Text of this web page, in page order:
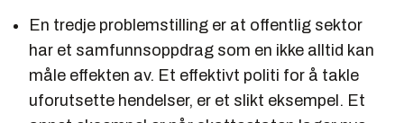
En tredje problemstilling er at offentlig sektor
har et samfunnsoppdrag som en ikke alltid kan
måle effekten av. Et effektivt politi for å takle
uforutsette hendelser, er et slikt eksempel. Et